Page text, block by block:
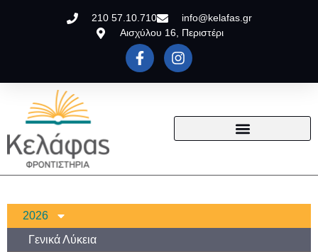
210 57.10.710
info@kelafas.gr
Αισχύλου 16, Περιστέρι
2026
Γενικά Λύκεια